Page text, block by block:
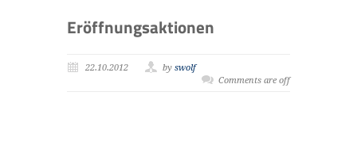
Eröffnungsaktionen
22.10.2012 by swolf
Comments are off